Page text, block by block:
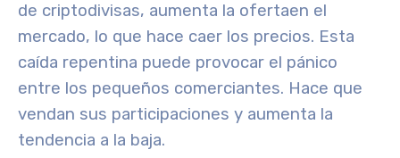
de criptodivisas, aumenta la ofertaen el
mercado, lo que hace caer los precios. Esta
caída repentina puede provocar el pánico
entre los pequeños comerciantes. Hace que
vendan sus participaciones y aumenta la
tendencia a la baja.